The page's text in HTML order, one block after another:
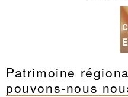
Patrimoine
pouvons-nous